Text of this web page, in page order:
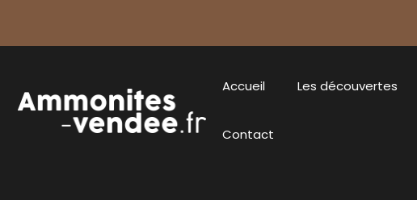
Accueil Les découvertes
Contact